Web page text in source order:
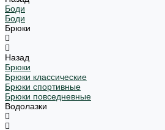
Боди
Боди
Брюки
Назад
Брюки
Брюки классические
Брюки спортивные
Брюки повседневные
Водолазки